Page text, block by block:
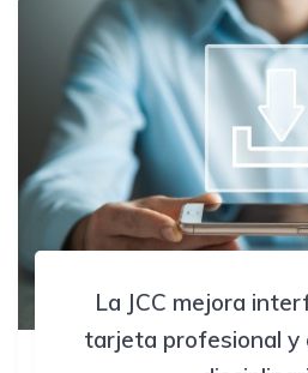
La JCC mejora
tarjeta profesional y